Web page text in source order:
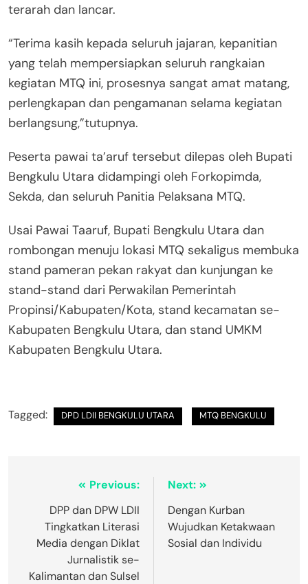
terarah dan lancar.
“Terima kasih kepada seluruh jajaran, kepanitian
yang telah mempersiapkan seluruh rangkaian
kegiatan MTQ ini, prosesnya sangat amat matang,
perlengkapan dan pengamanan selama kegiatan
berlangsung,”tutupnya.
Peserta pawai ta’aruf tersebut dilepas oleh Bupati
Bengkulu Utara didampingi oleh Forkopimda,
Sekda, dan seluruh Panitia Pelaksana MTQ.
Usai Pawai Taaruf, Bupati Bengkulu Utara dan
rombongan menuju lokasi MTQ sekaligus membuka
stand pameran pekan rakyat dan kunjungan ke
stand-stand dari Perwakilan Pemerintah
Propinsi/Kabupaten/Kota, stand kecamatan se-
Kabupaten Bengkulu Utara, dan stand UMKM
Kabupaten Bengkulu Utara.
Tagged: DPD LDII BENGKULU UTARA MTQ BENGKULU
Previous:
DPP dan DPW LDII
Tingkatkan Literasi
Media dengan Diklat
Jurnalistik se-
Kalimantan dan Sulsel
Next:
Dengan Kurban
Wujudkan Ketakwaan
Sosial dan Individu